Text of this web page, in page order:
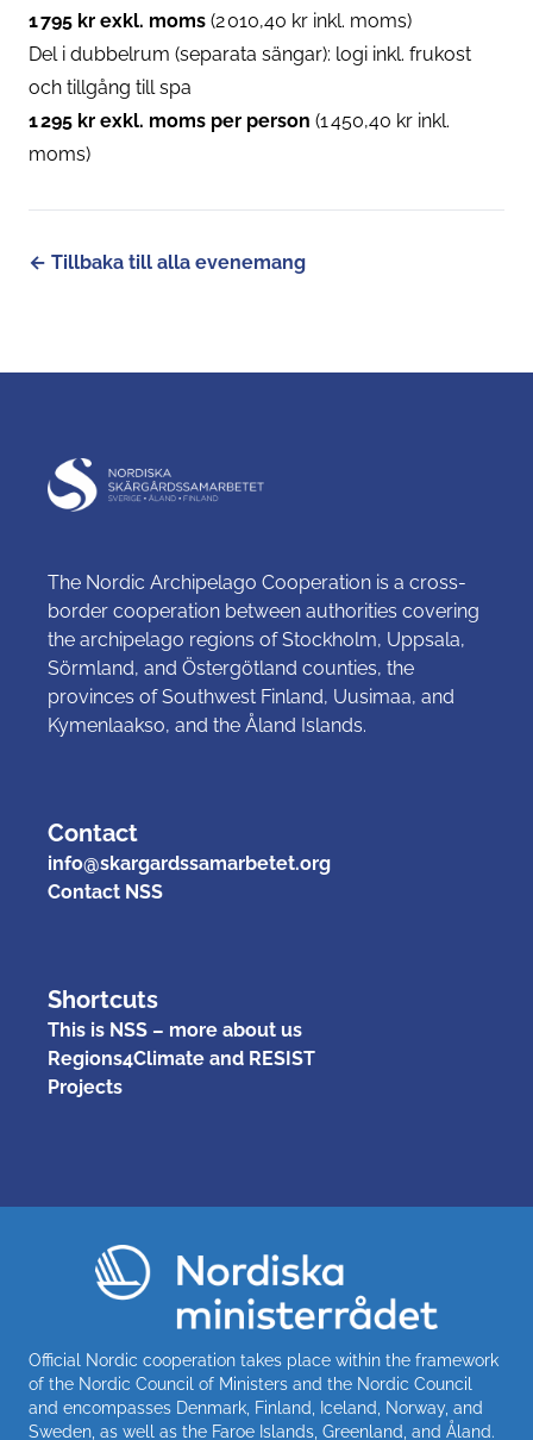
1 795 kr exkl. moms (2 010,40 kr inkl. moms)
Del i dubbelrum (separata sängar): logi inkl. frukost
och tillgång till spa
1 295 kr exkl. moms per person (1 450,40 kr inkl.
moms)
← Tillbaka till alla evenemang
The Nordic Archipelago Cooperation is a cross-
border cooperation between authorities covering
the archipelago regions of Stockholm, Uppsala,
Sörmland, and Östergötland counties, the
provinces of Southwest Finland, Uusimaa, and
Kymenlaakso, and the Åland Islands.
Contact
info@skargardssamarbetet.org
Contact NSS
Shortcuts
This is NSS – more about us
Regions4Climate and RESIST
Projects
Official Nordic cooperation takes place within the framework
of the Nordic Council of Ministers and the Nordic Council
and encompasses Denmark, Finland, Iceland, Norway, and
Sweden, as well as the Faroe Islands, Greenland, and Åland.